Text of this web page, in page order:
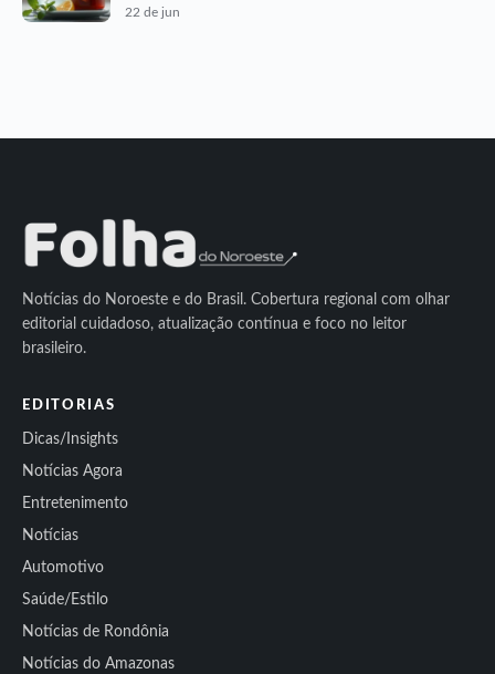
22 de jun
Notícias do Noroeste e do Brasil. Cobertura regional com olhar
editorial cuidadoso, atualização contínua e foco no leitor
brasileiro.
EDITORIAS
Dicas/Insights
Notícias Agora
Entretenimento
Notícias
Automotivo
Saúde/Estilo
Notícias de Rondônia
Notícias do Amazonas